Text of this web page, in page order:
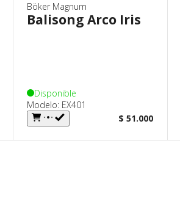
Böker Magnum
Balisong Arco Iris
Disponible
Modelo: EX401
$ 51.000